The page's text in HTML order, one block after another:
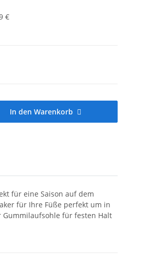
€
In den Warenkorb
für eine Saison auf dem
für Ihre Füße perfekt um in
für festen Halt